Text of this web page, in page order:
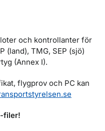
och kontrollanter för
(land), TMG, SEP (sjö)
(Annex I).
flygprov och PC kan
filer!